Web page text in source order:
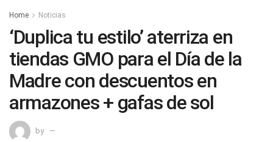
Home Noticias
‘Duplica tu estilo’ aterriza en
tiendas GMO para el Día de la
Madre con descuentos en
armazones + gafas de sol
by